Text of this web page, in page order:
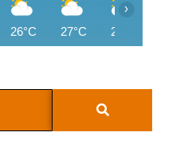
26°C 27°C 28°C
›